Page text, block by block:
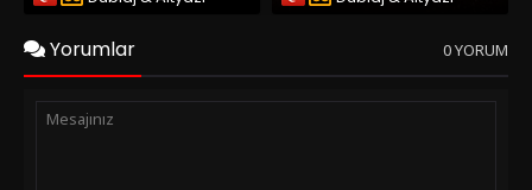
Yorumlar 0 YORUM